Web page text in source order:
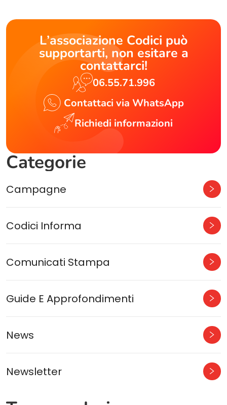
L’associazione Codici può
supportarti, non esitare a
contattarci!
06.55.71.996
Contattaci via WhatsApp
Richiedi informazioni
Categorie
Campagne
Codici Informa
Comunicati Stampa
Guide E Approfondimenti
News
Newsletter